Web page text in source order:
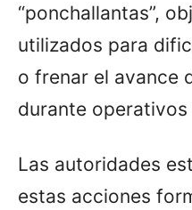
“ponchallantas”,
utilizados para
o frenar el avance
durante
Las autoridades
estas acciones